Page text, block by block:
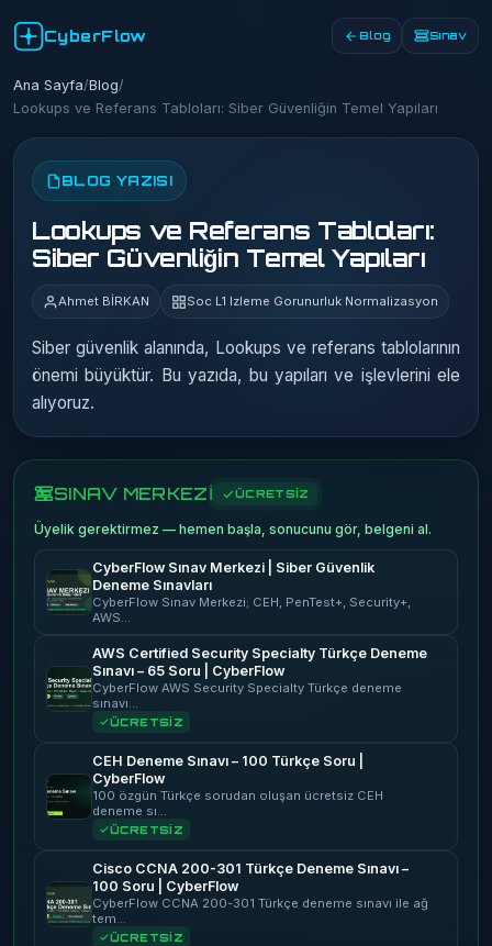
CyberFlow Blog Sınav
Ana Sayfa/Blog/
Lookups ve Referans Tabloları: Siber Güvenliğin Temel Yapıları
BLOG YAZISI
Lookups ve Referans Tabloları:
Siber Güvenliğin Temel Yapıları
Ahmet BİRKAN Soc L1 Izleme Gorunurluk Normalizasyon
Siber güvenlik alanında, Lookups ve referans tablolarının
önemi büyüktür. Bu yazıda, bu yapıları ve işlevlerini ele
alıyoruz.
SINAV MERKEZİ ÜCRETSİZ
Üyelik gerektirmez — hemen başla, sonucunu gör, belgeni al.
CyberFlow Sınav Merkezi | Siber Güvenlik
Deneme Sınavları
CyberFlow Sınav Merkezi; CEH, PenTest+, Security+,
AWS…
AWS Certified Security Specialty Türkçe Deneme
Sınavı – 65 Soru | CyberFlow
CyberFlow AWS Security Specialty Türkçe deneme
sınavı…
ÜCRETSİZ
CEH Deneme Sınavı – 100 Türkçe Soru |
CyberFlow
100 özgün Türkçe sorudan oluşan ücretsiz CEH
deneme sı…
ÜCRETSİZ
Cisco CCNA 200-301 Türkçe Deneme Sınavı –
100 Soru | CyberFlow
CyberFlow CCNA 200-301 Türkçe deneme sınavı ile ağ
tem…
ÜCRETSİZ